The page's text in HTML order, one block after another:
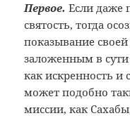
Первое. Если даже
святость, тогда
показывание
заложенным в сути
как искренность и
может подобно
миссии, как